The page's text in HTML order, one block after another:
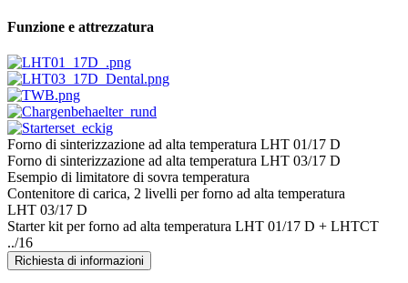
Funzione e attrezzatura
Forno di sinterizzazione ad alta temperatura LHT 01/17 D
Forno di sinterizzazione ad alta temperatura LHT 03/17 D
Esempio di limitatore di sovra temperatura
Contenitore di carica, 2 livelli per forno ad alta temperatura
LHT 03/17 D
Starter kit per forno ad alta temperatura LHT 01/17 D + LHTCT
../16
Richiesta di informazioni